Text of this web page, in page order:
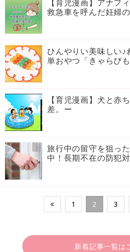
【育児漫画】アナフ
救急車を呼んだ妊婦
ひんやりい美味しい
単おやつ「きゃらび
【育児漫画】犬と赤
差。ー
旅行中の留守を狙っ
中！長期不在の防犯
1 2 3
新着記事一覧は